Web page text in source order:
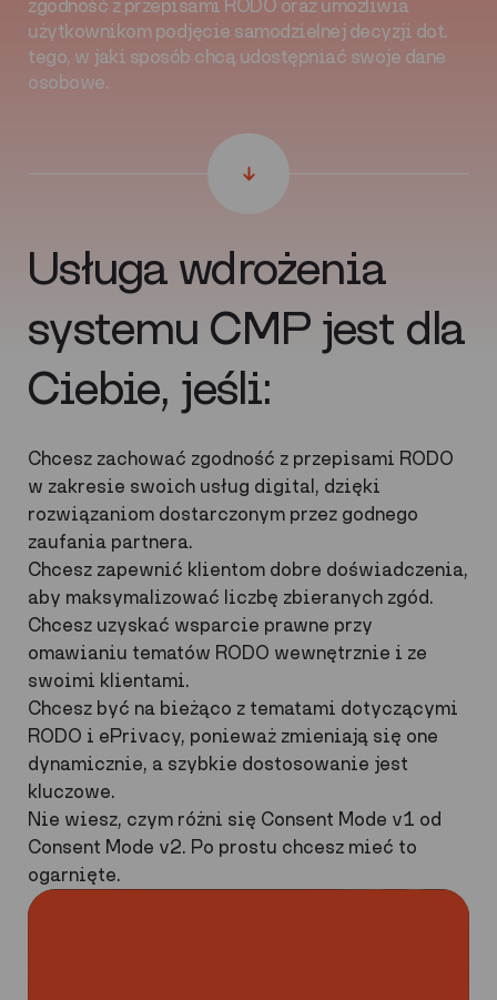
zgodność z przepisami RODO oraz umożliwia
użytkownikom podjęcie samodzielnej decyzji dot.
tego, w jaki sposób chcą udostępniać swoje dane
osobowe.
Usługa wdrożenia
systemu CMP jest dla
Ciebie, jeśli:
Chcesz zachować zgodność z przepisami RODO
w zakresie swoich usług digital, dzięki
rozwiązaniom dostarczonym przez godnego
zaufania partnera.
Chcesz zapewnić klientom dobre doświadczenia,
aby maksymalizować liczbę zbieranych zgód.
Chcesz uzyskać wsparcie prawne przy
omawianiu tematów RODO wewnętrznie i ze
swoimi klientami.
Chcesz być na bieżąco z tematami dotyczącymi
RODO i ePrivacy, ponieważ zmieniają się one
dynamicznie, a szybkie dostosowanie jest
kluczowe.
Nie wiesz, czym różni się Consent Mode v1 od
Consent Mode v2. Po prostu chcesz mieć to
ogarnięte.